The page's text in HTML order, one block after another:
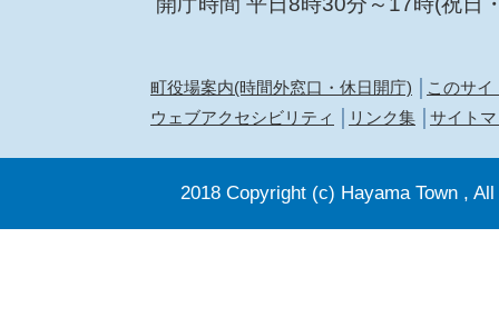
町役場案内(時間外窓口・休日開庁)
このサイ
ウェブアクセシビリティ
リンク集 サイト
2018 Copyright (c) Hayama Town ,